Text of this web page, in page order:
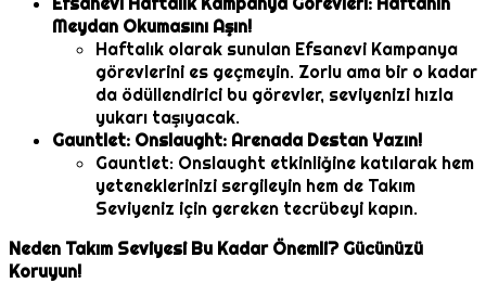
Meydan Okumasını Aşın!
Haftalık olarak sunulan Efsanevi Kampanya
görevlerini es geçmeyin. Zorlu ama bir o kadar
da ödüllendirici bu görevler, seviyenizi hızla
yukarı taşıyacak.
Gauntlet: Onslaught: Arenada Destan Yazın!
Gauntlet: Onslaught etkinliğine katılarak hem
yeteneklerinizi sergileyin hem de Takım
Seviyeniz için gereken tecrübeyi kapın.
Neden Takım Seviyesi Bu Kadar Önemli? Gücünüzü
Koruyun!